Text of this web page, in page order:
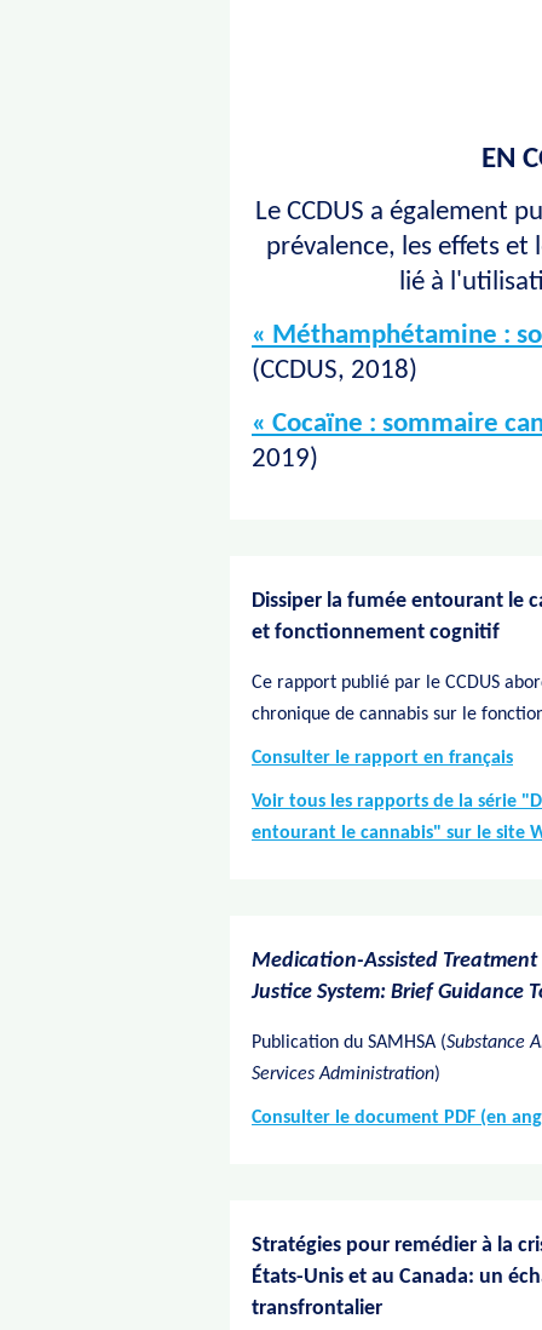
EN
Le CCDUS a également
prévalence, les effets
lié à
« Méthamphétamine :
(CCDUS, 2018)
« Cocaïne : sommaire
2019)
Dissiper la fumée entourant le
et fonctionnement cognitif
Ce rapport publié par le CCDUS
chronique de cannabis sur le
Consulter le rapport en français
Voir tous les rapports de la série
entourant le cannabis" sur le site
Medication-Assisted Treatment
Justice System: Brief Guidance
Publication du SAMHSA (Substance
Services Administration)
Consulter le document PDF (en
Stratégies pour remédier à la
États-Unis et au Canada: un
transfrontalier